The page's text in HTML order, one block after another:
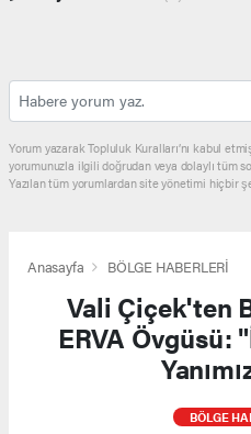
Yorum yazarak Topluluk Kuralları’nı kabul
yorumunuzla ilgili doğrudan veya dolaylı tüm
Yazılan tüm yorumlardan site yönetimi hiçbir
Anasayfa BÖLGE HABERLERİ
Vali Çiçek'ten
ERVA Övgüsü:
BÖLGE